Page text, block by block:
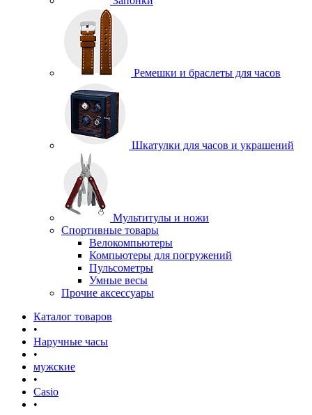
Ремешки и браслеты для часов
Шкатулки для часов и украшений
Мультитулы и ножи
Спортивные товары
Велокомпьютеры
Компьютеры для погружений
Пульсометры
Умные весы
Прочие аксессуары
Каталог товаров
•
Наручные часы
•
мужские
•
Casio
•